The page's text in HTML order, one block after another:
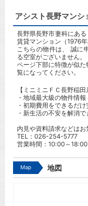
アシスト長野マンシ
長野県長野市妻科にあ
賃貸マンション（1976年
こちらの物件は、 誠に
る空室がございません。
ページ下部に特徴が似
覧になってください。
【ミニミニＦＣ長野稲
・地域最大級の物件情報
・初期費用をできるだけ
・新生活の不安を解消
内見や資料請求などはお
TEL： 026-254-5777
営業時間：10:00～18:00
Map 地図